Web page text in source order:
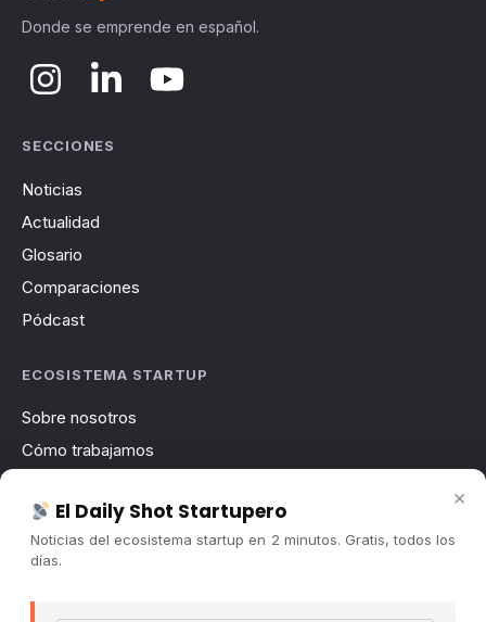
Donde se emprende en español.
SECCIONES
Noticias
Actualidad
Glosario
Comparaciones
Pódcast
ECOSISTEMA STARTUP
Sobre nosotros
Cómo trabajamos
Contacto
Publicidad
×
El Daily Shot Startupero
Noticias del ecosistema startup en 2 minutos. Gratis, todos los
días.